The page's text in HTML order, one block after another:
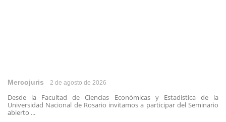
Mercojuris 2 de agosto de 2026
Desde la Facultad de Ciencias Económicas y Estadística de la
Universidad Nacional de Rosario invitamos a participar del Seminario
abierto ...